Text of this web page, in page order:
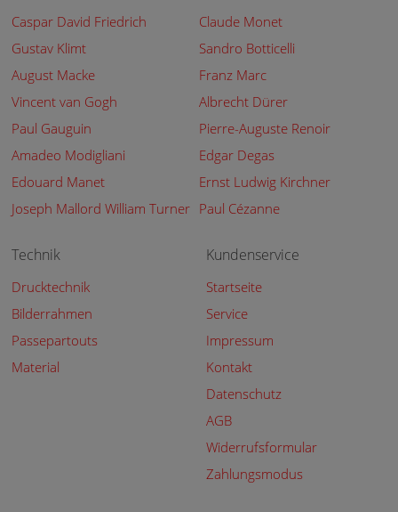
Caspar David Friedrich
Claude Monet
Gustav Klimt
Sandro Botticelli
August Macke
Franz Marc
Vincent van Gogh
Albrecht Dürer
Paul Gauguin
Pierre-Auguste Renoir
Amadeo Modigliani
Edgar Degas
Edouard Manet
Ernst Ludwig Kirchner
Joseph Mallord William Turner Paul Cézanne
Technik
Drucktechnik
Bilderrahmen
Passepartouts
Material
Kundenservice
Startseite
Service
Impressum
Kontakt
Datenschutz
AGB
Widerrufsformular
Zahlungsmodus